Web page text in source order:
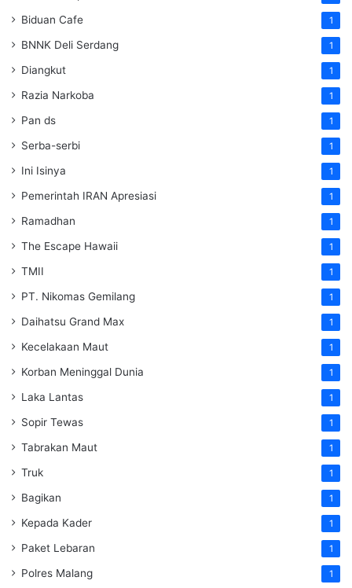
Biduan Cafe 1
BNNK Deli Serdang 1
Diangkut 1
Razia Narkoba 1
Pan ds 1
Serba-serbi 1
Ini Isinya 1
Pemerintah IRAN Apresiasi 1
Ramadhan 1
The Escape Hawaii 1
TMII 1
PT. Nikomas Gemilang 1
Daihatsu Grand Max 1
Kecelakaan Maut 1
Korban Meninggal Dunia 1
Laka Lantas 1
Sopir Tewas 1
Tabrakan Maut 1
Truk 1
Bagikan 1
Kepada Kader 1
Paket Lebaran 1
Polres Malang 1